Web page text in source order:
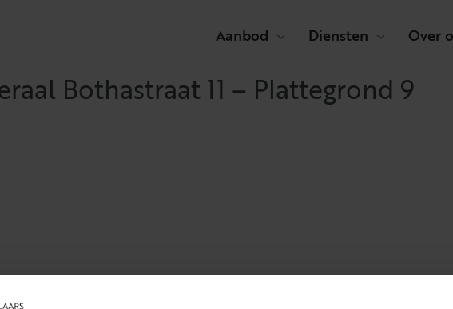
Aanbod Diensten Over
Bothastraat 11 – Plattegrond 9